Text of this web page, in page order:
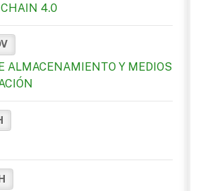
CHAIN 4.0
ALMACENAMIENTO Y MEDIOS